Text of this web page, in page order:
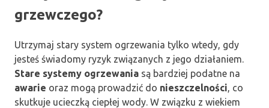
grzewczego?
Utrzymaj stary system ogrzewania tylko wtedy, gdy
jesteś świadomy ryzyk związanych z jego działaniem.
Stare systemy ogrzewania są bardziej podatne na
awarie oraz mogą prowadzić do nieszczelności , co
skutkuje ucieczką ciepłej wody. W związku z wiekiem